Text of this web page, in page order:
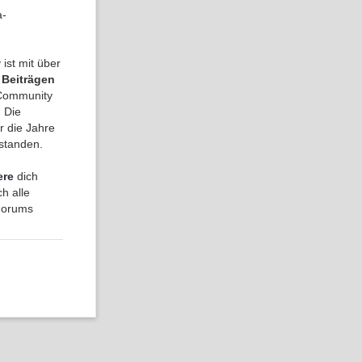
ist mit über
Die
die Jahre
dich
alle